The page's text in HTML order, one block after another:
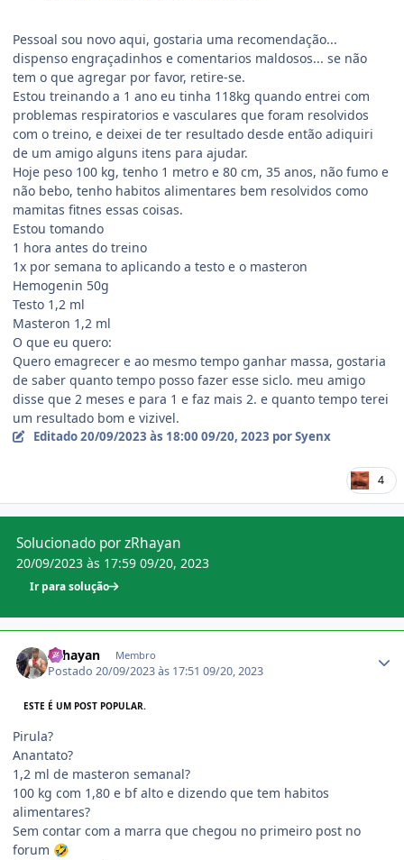
Pessoal sou novo aqui, gostaria uma recomendação...
dispenso engraçadinhos e comentarios maldosos... se não
tem o que agregar por favor, retire-se.
Estou treinando a 1 ano eu tinha 118kg quando entrei com
problemas respiratorios e vasculares que foram resolvidos
com o treino, e deixei de ter resultado desde então adiquiri
de um amigo alguns itens para ajudar.
Hoje peso 100 kg, tenho 1 metro e 80 cm, 35 anos, não fumo e
não bebo, tenho habitos alimentares bem resolvidos como
mamitas fitnes essas coisas.
Estou tomando
1 hora antes do treino
1x por semana to aplicando a testo e o masteron
Hemogenin 50g
Testo 1,2 ml
Masteron 1,2 ml
O que eu quero:
Quero emagrecer e ao mesmo tempo ganhar massa, gostaria
de saber quanto tempo posso fazer esse siclo. meu amigo
disse que 2 meses e para 1 e faz mais 2. e quanto tempo terei
um resultado bom e vizivel.
Editado20/09/2023 às 18:00 09/20, 2023 por Syenx
4
Solucionado por zRhayan
20/09/2023 às 17:59 09/20, 2023
Ir para solução
zRhayan Membro
Postado20/09/2023 às 17:5109/20, 2023
ESTE É UM POST POPULAR.
Pirula?
Anantato?
1,2 ml de masteron semanal?
100 kg com 1,80 e bf alto e dizendo que tem habitos
alimentares?
Sem contar com a marra que chegou no primeiro post no
forum 🤣